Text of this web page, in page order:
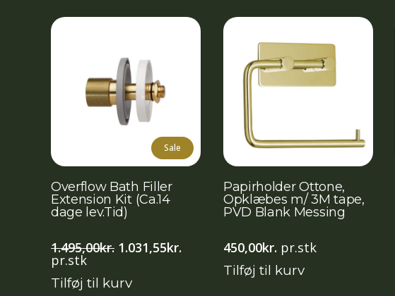
Sale
Overflow Bath Filler
Extension Kit (Ca.14
dage lev.Tid)
1.495,00kr. Den
oprindelige
var:
1.031,55kr.
pr.stk
Tilføj til kurv
Papirholder Ottone,
Opklæbes m/ 3M tape,
PVD Blank Messing
450,00kr. pr.stk
Tilføj til kurv